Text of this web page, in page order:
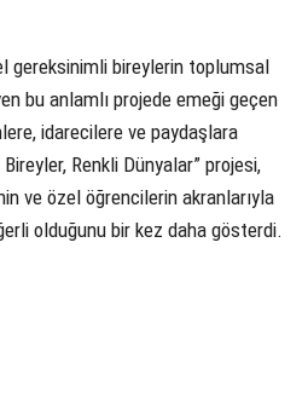
gereksinimli bireylerin toplumsal
bu anlamlı projede emeği geçen
idarecilere ve paydaşlara
Renkli Dünyalar” projesi,
ve özel öğrencilerin akranlarıyla
olduğunu bir kez daha gösterdi.